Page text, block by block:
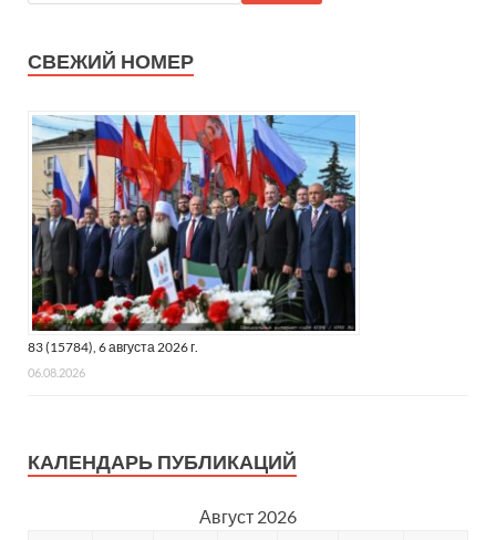
СВЕЖИЙ НОМЕР
83 (15784), 6 августа 2026 г.
06.08.2026
КАЛЕНДАРЬ ПУБЛИКАЦИЙ
Август 2026